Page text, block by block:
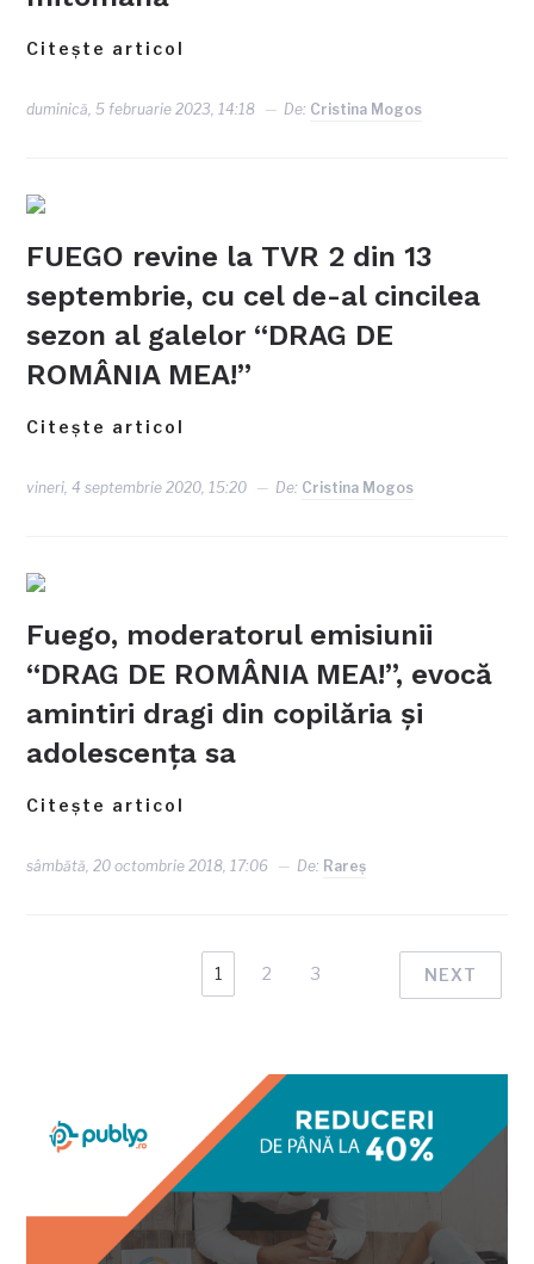
Citește articol
duminică, 5 februarie 2023, 14:18 De: Cristina Mogos
FUEGO revine la TVR 2 din 13
septembrie, cu cel de-al cincilea
sezon al galelor “DRAG DE
ROMÂNIA MEA!”
Citește articol
vineri, 4 septembrie 2020, 15:20 De: Cristina Mogos
Fuego, moderatorul emisiunii
“DRAG DE ROMÂNIA MEA!”, evocă
amintiri dragi din copilăria și
adolescența sa
Citește articol
sâmbătă, 20 octombrie 2018, 17:06 De: Rareş
1 2 3 NEXT